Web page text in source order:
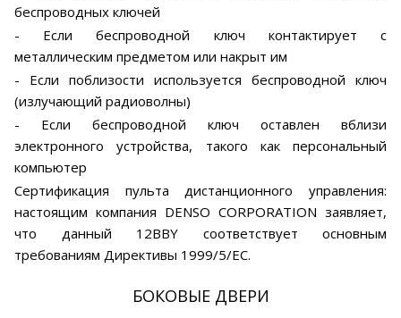
беспроводных ключей
- Если беспроводной ключ контактирует с
металлическим предметом или накрыт им
- Если поблизости используется беспроводной ключ
(излучающий радиоволны)
- Если беспроводной ключ оставлен вблизи
электронного устройства, такого как персональный
компьютер
Сертификация пульта дистанционного управления:
настоящим компания DENSO CORPORATION заявляет,
что данный 12BBY соответствует основным
требованиям Директивы 1999/5/ЕС.
БОКОВЫЕ ДВЕРИ